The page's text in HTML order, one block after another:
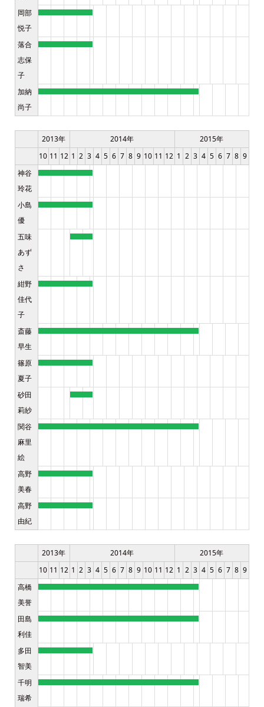
岡部
悦子
落合
志保
子
加納
尚子
2013年 2014年
2015年
10 11 12 1 2 3 4 5 6 7 8 9 10 11 12 1 2 3 4 5 6 7 8 9
神谷
玲花
小島
優
五味
あず
さ
紺野
佳代
子
斎藤
早生
篠原
夏子
砂田
莉紗
関谷
麻里
絵
高野
美春
高野
由紀
2013年 2014年
2015年
10 11 12 1 2 3 4 5 6 7 8 9 10 11 12 1 2 3 4 5 6 7 8 9
高橋
美誉
田島
利佳
多田
智美
千明
瑞希